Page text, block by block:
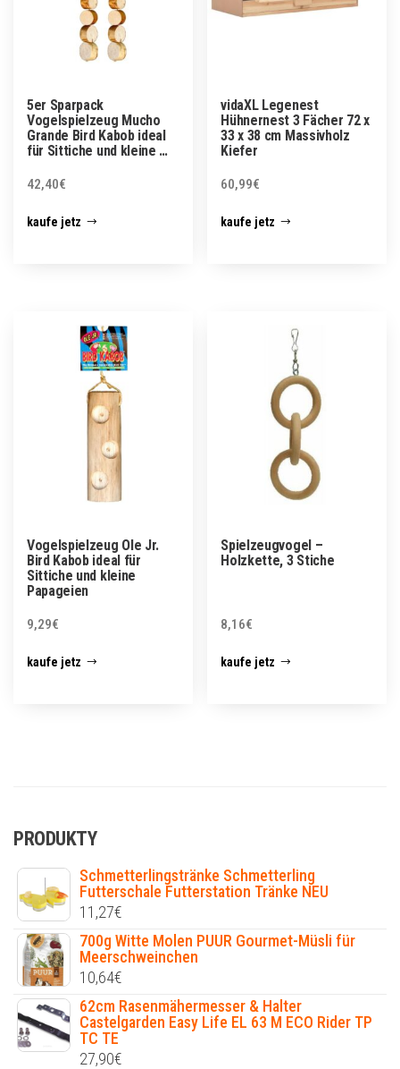
5er Sparpack
Vogelspielzeug Mucho
Grande Bird Kabob ideal
für Sittiche und kleine …
42,40€
kaufe jetz
vidaXL Legenest
Hühnernest 3 Fächer 72 x
33 x 38 cm Massivholz
Kiefer
60,99€
kaufe jetz
Vogelspielzeug Ole Jr.
Bird Kabob ideal für
Sittiche und kleine
Papageien
9,29€
kaufe jetz
Spielzeugvogel –
Holzkette, 3 Stiche
8,16€
kaufe jetz
PRODUKTY
Schmetterlingstränke Schmetterling
Futterschale Futterstation Tränke NEU
11,27€
700g Witte Molen PUUR Gourmet-Müsli für
Meerschweinchen
10,64€
62cm Rasenmähermesser & Halter
Castelgarden Easy Life EL 63 M ECO Rider TP
TC TE
27,90€